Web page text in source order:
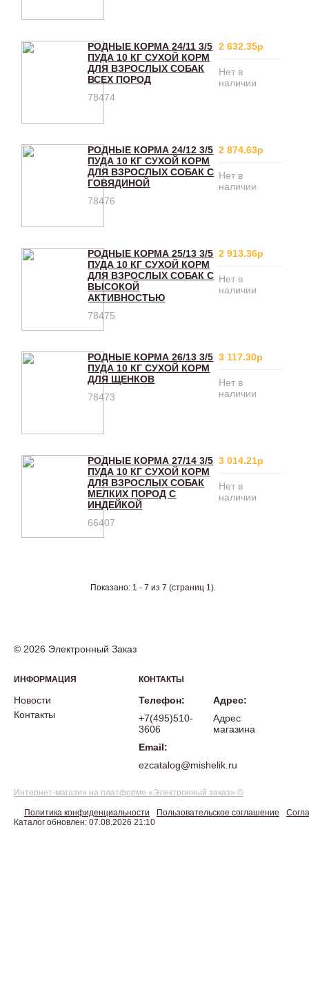
РОДНЫЕ КОРМА 24/11 3/5
ПУДА 10 КГ СУХОЙ КОРМ
ДЛЯ ВЗРОСЛЫХ СОБАК
ВСЕХ ПОРОД
78474
2 632.35р
Нет в
наличии
РОДНЫЕ КОРМА 24/12 3/5
ПУДА 10 КГ СУХОЙ КОРМ
ДЛЯ ВЗРОСЛЫХ СОБАК С
ГОВЯДИНОЙ
78476
2 874.63р
Нет в
наличии
РОДНЫЕ КОРМА 25/13 3/5
ПУДА 10 КГ СУХОЙ КОРМ
ДЛЯ ВЗРОСЛЫХ СОБАК С
ВЫСОКОЙ
АКТИВНОСТЬЮ
78475
2 913.36р
Нет в
наличии
РОДНЫЕ КОРМА 26/13 3/5
ПУДА 10 КГ СУХОЙ КОРМ
ДЛЯ ЩЕНКОВ
78473
3 117.30р
Нет в
наличии
РОДНЫЕ КОРМА 27/14 3/5
ПУДА 10 КГ СУХОЙ КОРМ
ДЛЯ ВЗРОСЛЫХ СОБАК
МЕЛКИХ ПОРОД С
ИНДЕЙКОЙ
66407
3 014.21р
Нет в
наличии
Показано: 1 - 7 из 7 (страниц 1).
© 2026 Электронный Заказ
ИНФОРМАЦИЯ
Новости
Контакты
КОНТАКТЫ
Телефон:
+7(495)510-
3606
Email:
ezcatalog@mishelik.ru
Адрес:
Адрес
магазина
Интернет-магазин на платформе «Электронный заказ» ©
Политика конфиденциальности Пользовательское соглашение
Каталог обновлен: 07.08.2026 21:10